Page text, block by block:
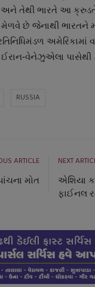
અને તેથી ભારતે આ
છે જેનાથી ભારતને
અમેરિકામાં
ઈરાન-વેનેઝુએલા
RUSSIA
ARTICLE
મોત
NEXT
એશિયા
ફાઈનલ